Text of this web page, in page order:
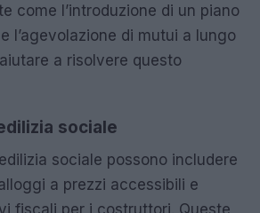
come l’introduzione di un piano
l’agevolazione di mutui a lungo
a risolvere questo
sociale
sociale possono includere
a prezzi accessibili e
fiscali per i costruttori. Queste